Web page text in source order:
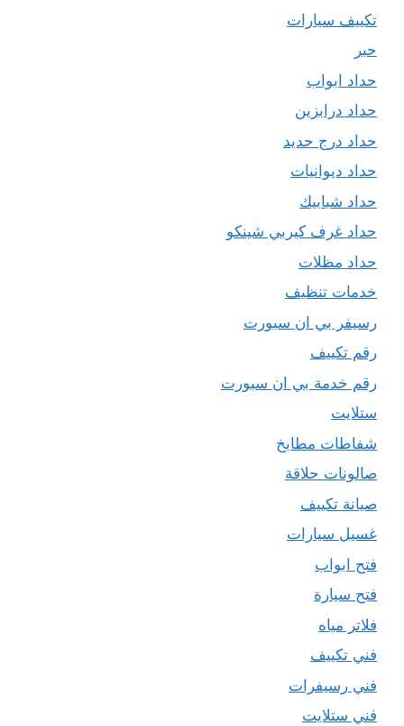
تكييف سيارات
حبر
حداد ابواب
حداد درابزين
حداد درج حديد
حداد ديوانيات
حداد شبابيك
حداد غرف كيربي شينكو
حداد مظلات
خدمات تنظيف
رسيفر بي ان سبورت
رقم تكييف
رقم خدمة بي ان سبورت
ستلايت
شفاطات مطابخ
صالونات حلاقة
صيانة تكييف
غسيل سيارات
فتح ابواب
فتح سيارة
فلاتر مياه
فني تكييف
فني رسيفرات
فني ستلايت